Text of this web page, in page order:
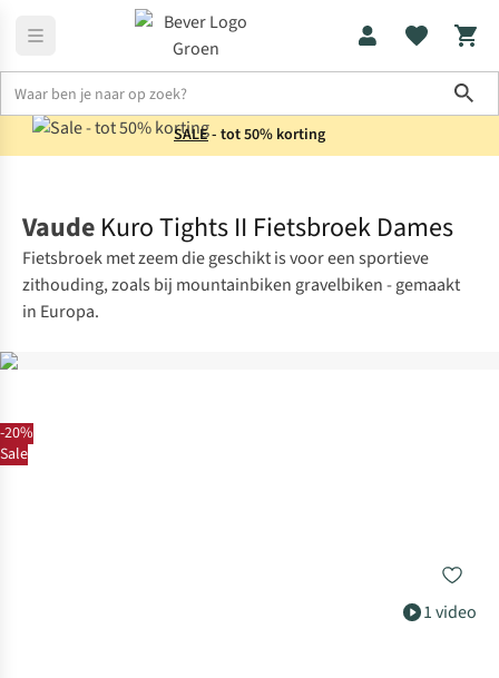
SALE- tot 50% korting
-20%
Sale
1 video
Vaude Kuro Tights II Fietsbroek Dames
Fietsbroek met zeem die geschikt is voor een sportieve
zithouding, zoals bij mountainbiken gravelbiken - gemaakt
in Europa.